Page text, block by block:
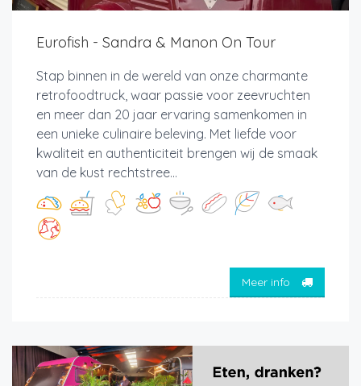
Eurofish - Sandra & Manon On Tour
Stap binnen in de wereld van onze charmante
retrofoodtruck, waar passie voor zeevruchten
en meer dan 20 jaar ervaring samenkomen in
een unieke culinaire beleving. Met liefde voor
kwaliteit en authenticiteit brengen wij de smaak
van de kust rechtstree...
Meer info